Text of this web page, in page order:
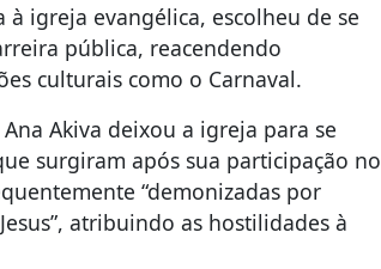
igreja evangélica, escolheu de se
pública, reacendendo
culturais como o Carnaval.
Akiva deixou a igreja para se
surgiram após sua participação no
“demonizadas por
atribuindo as hostilidades à